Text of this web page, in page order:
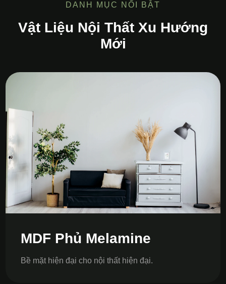
DANH MỤC NỔI BẬT
Vật Liệu Nội Thất Xu Hướng
Mới
MDF Phủ Melamine
Bề mặt hiện đại cho nội thất hiện đại.